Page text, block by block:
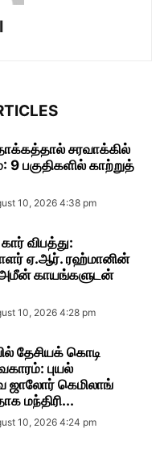
சரவாக்கில்
9 பகுதிகளில் காற்றுத்
10, 2026 4:38 pm
விபத்து:
ஏ.ஆர். ரஹ்மானின்
காயங்களுடன்
10, 2026 4:28 pm
தேசியக் கொடி
புயல்
ஜாலோர் கெமிலாங்
மந்திரி...
10, 2026 4:24 pm